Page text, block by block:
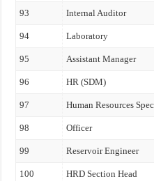
93 Internal Auditor
94 Laboratory
95 Assistant Manager
96 HR (SDM)
97 Human Resources
98 Officer
99 Reservoir Engineer
100 HRD Section Head